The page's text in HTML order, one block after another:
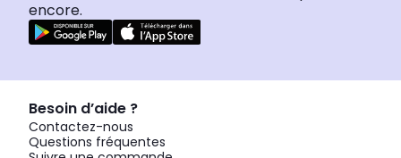
encore.
Besoin d’aide ?
Contactez-nous
Questions fréquentes